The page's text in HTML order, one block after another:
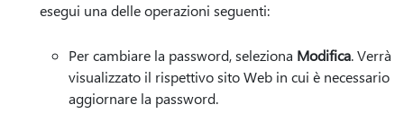
esegui una delle operazioni seguenti:
Per cambiare la password, seleziona Modifica. Verrà
visualizzato il rispettivo sito Web in cui è necessario
aggiornare la password.